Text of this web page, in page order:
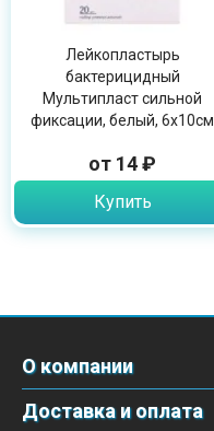
Лейкопластырь
бактерицидный
Мультипласт сильной
фиксации, белый, 6х10см
от 14 ₽
Купить
О компании
Доставка и оплата